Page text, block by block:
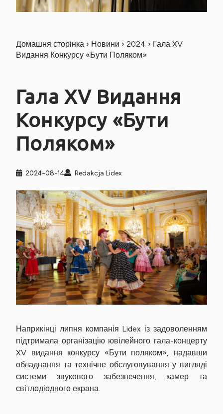
Домашня сторінка › Новини › 2024 › Гала XV
Видання Конкурсу «Бути Поляком»
Гала XV Видання
Конкурсу «Бути
Поляком»
2024-08-14 Redakcja Lidex
Наприкінці липня компанія Lidex із задоволенням
підтримала організацію ювілейного гала-концерту
XV видання конкурсу «Бути поляком», надавши
обладнання та технічне обслуговування у вигляді
системи звукового забезпечення, камер та
світлодіодного екрана.